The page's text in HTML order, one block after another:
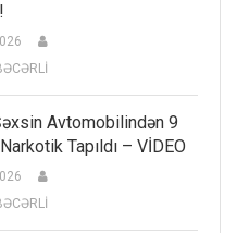
Avtomobilindən 9
Tapıldı – VİDEO